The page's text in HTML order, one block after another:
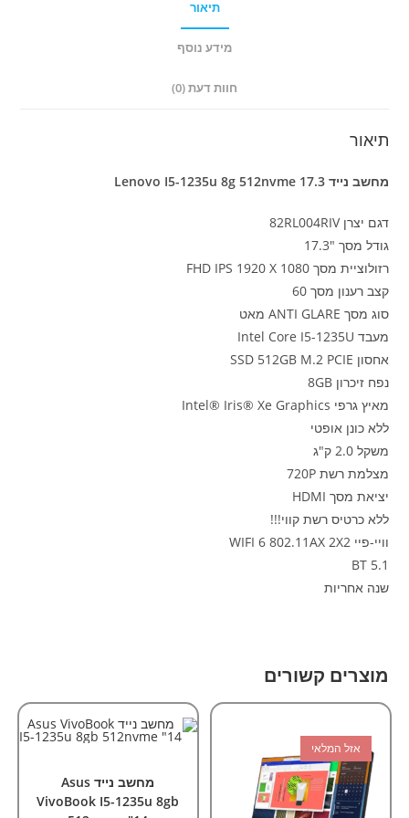
תיאור
מידע נוסף
חוות דעת (0)
תיאור
מחשב נייד Lenovo I5-1235u 8g 512nvme 17.3
דגם יצרן82RL004RIV
גודל מסך "17.3
רזולוציית מסך FHD IPS 1920 X 1080
קצב רענון מסך 60
סוג מסך ANTI GLARE מאט
מעבד Intel Core I5-1235U
אחסון SSD 512GB M.2 PCIE
נפח זיכרון 8GB
מאיץ גרפי Intel® Iris® Xe Graphics
ללא כונן אופטי
משקל 2.0 ק"ג
מצלמת רשת 720P
יציאת מסך HDMI
ללא כרטיס רשת קווי!!!
וויי-פיי WIFI 6 802.11AX 2X2
BT 5.1
שנה אחריות
מוצרים קשורים
אזל המלאי
מחשב נייד Asus
VivoBook I5-1235u 8gb